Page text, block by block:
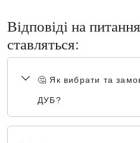
Відповіді на
ставляться:
🤔 Як вибрати та
ДУБ?